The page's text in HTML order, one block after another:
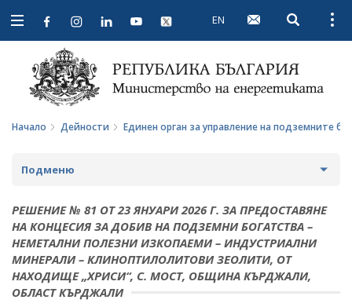
Open
navigation
EN Open
Начало Дейности Единен орган за управление на подземните
Подменю
СТРАТЕГИИ И ПОЛИТИКИ
СТАТИСТИКА И АНАЛИЗИ
ОБЩЕСТВЕН СЪВЕТ ПО ЕНЕРГЕТИКА
ЗА ОБЩЕСТВЕНИЯ СЪВЕТ
ЕНЕРГИЙНИ ПРОЕКТИ
РЕШЕНИЕ № 81 ОТ 23 ЯНУАРИ 2026 Г. ЗА ПРЕДОСТАВЯНЕ
НА КОНЦЕСИЯ ЗА ДОБИВ НА ПОДЗЕМНИ БОГАТСТВА –
НЕМЕТАЛНИ ПОЛЕЗНИ ИЗКОПАЕМИ – ИНДУСТРИАЛНИ
МИНЕРАЛИ – КЛИНОПТИЛОЛИТОВИ ЗЕОЛИТИ, ОТ
НАХОДИЩЕ „ХРИСИ“, С. МОСТ, ОБЩИНА КЪРДЖАЛИ,
ОБЛАСТ КЪРДЖАЛИ